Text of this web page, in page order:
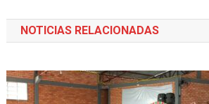
de
Post
NOTICIAS RELACIONADAS